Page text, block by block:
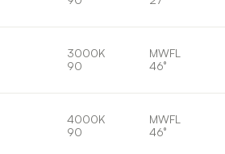
3000K
90
MWFL
46°
4000K
90
MWFL
46°